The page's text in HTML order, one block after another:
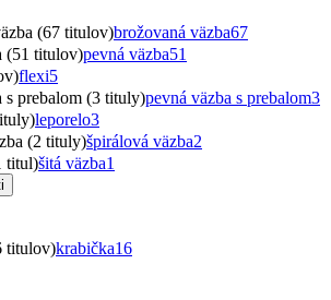
(67 titulov)brožovaná väzba67
(51 titulov)pevná väzba51
flexi5
s prebalom (3 tituly)pevná väzba s prebalom3
leporelo3
(2 tituly)špirálová väzba2
titul)šitá väzba1
titulov)krabička16